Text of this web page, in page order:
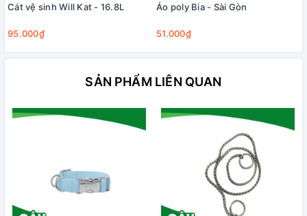
Cát vệ sinh Will Kat - 16.8L
95.000₫
Áo poly Bia - Sài Gòn
51.000₫
SẢN PHẨM LIÊN QUAN